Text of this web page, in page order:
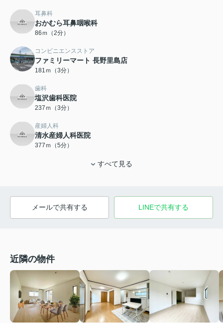
耳鼻科
おかむら耳鼻咽喉科
86ｍ（2分）
コンビニエンスストア
ファミリーマート 長野里島店
181ｍ（3分）
歯科
塩沢歯科医院
237ｍ（3分）
産婦人科
清水産婦人科医院
377ｍ（5分）
すべて見る
メールで共有する LINEで共有する
近隣の物件